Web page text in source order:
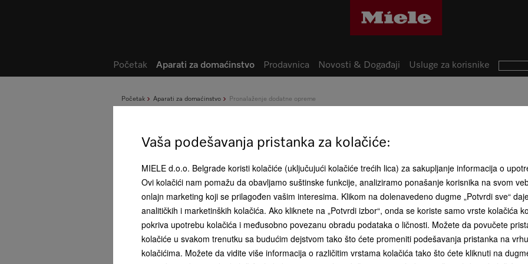
Početak Aparati za domaćinstvo Pronalaženje dodatne opreme
RSD
KUPI
Početak Aparati za domaćinstvo Prodavnica Novosti & Događaji Usluge za korisnike
Vaša podešavanja pristanka za kolačiće:
MIELE d.o.o. Belgrade koristi kolačiće (uključujući kolačiće trećih lica) za sakupljanje informacija o
Ovi kolačići nam pomažu da obavljamo suštinske funkcije, analiziramo ponašanje korisnika na svom
onlajn marketing koji se prilagođen vašim interesima. Klikom na dolenavedeno dugme „Potvrdi sve“
analitičkih i marketinških kolačića. Ako kliknete na „Potvrdi izbor“, onda se koriste samo vrste kolačića
pokriva upotrebu kolačića i međusobno povezanu obradu podataka o ličnosti. Možete da povučete
kolačiće u svakom trenutku sa budućim dejstvom tako što ćete promeniti podešavanja pristanka na
kolačićima. Možete da vidite više informacija o različitim vrstama kolačića tako što ćete kliknuti na